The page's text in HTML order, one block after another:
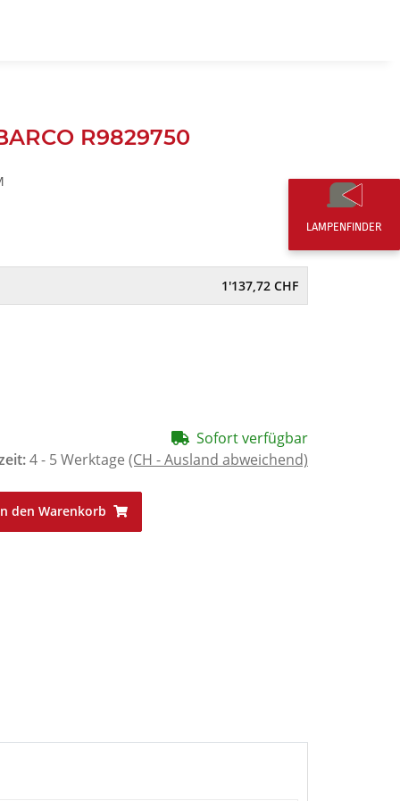
R9829750
1'137,72 CHF
Sofort verfügbar
4 - 5 Werktage (CH - Ausland abweichend)
den Warenkorb
LAMPENFINDER